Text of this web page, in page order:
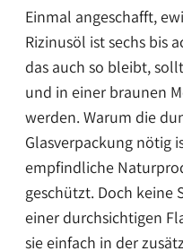
Einmal angeschafft,
Rizinusöl ist sechs bis
das auch so bleibt,
und in einer braunen
werden. Warum die
Glasverpackung nötig
empfindliche
geschützt. Doch keine
einer durchsichtigen
sie einfach in der